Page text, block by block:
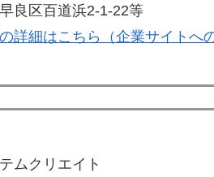
良区百道浜2-1-22等
詳細はこちら（企業サイトへ
ムクリエイト